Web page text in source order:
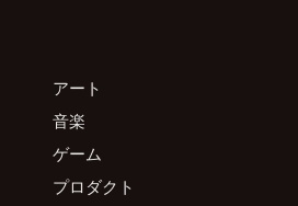
アート
音楽
ゲーム
プロダクト